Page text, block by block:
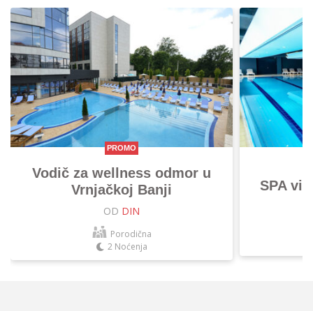
PROMO
Vodič za wellness odmor u
Vrnjačkoj Banji
OD DIN
Porodična
2 Noćenja
SPA